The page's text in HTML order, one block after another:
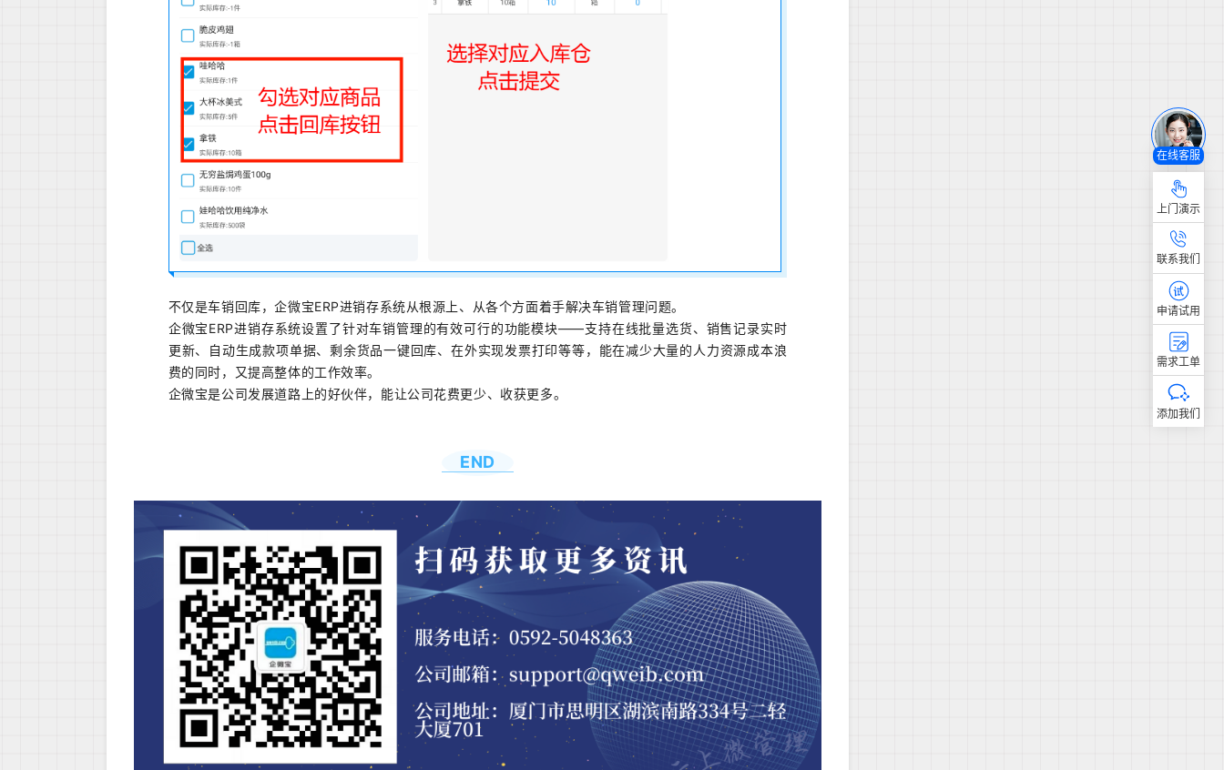
不仅是车销回库，企微宝ERP进销存系统从根源上、从各个方面着手解决车销管理问题。
企微宝ERP进销存系统设置了针对车销管理的有效可行的功能模块——支持在线批量选货、销售记录实时
更新、自动生成款项单据、剩余货品一键回库、在外实现发票打印等等，能在减少大量的人力资源成本浪
费的同时，又提高整体的工作效率。
企微宝是公司发展道路上的好伙伴，能让公司花费更少、收获更多。
END
在线客服
上门演示
联系我们
申请试用
需求工单
添加我们